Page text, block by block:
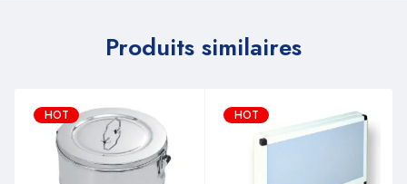
Produits similaires
HOT HOT